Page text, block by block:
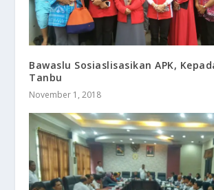
Bawaslu Sosiaslisasikan APK,
Tanbu
November 1, 2018